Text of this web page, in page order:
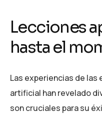
Lecciones
hasta el
Las experiencias de
artificial han revelado
son cruciales para su